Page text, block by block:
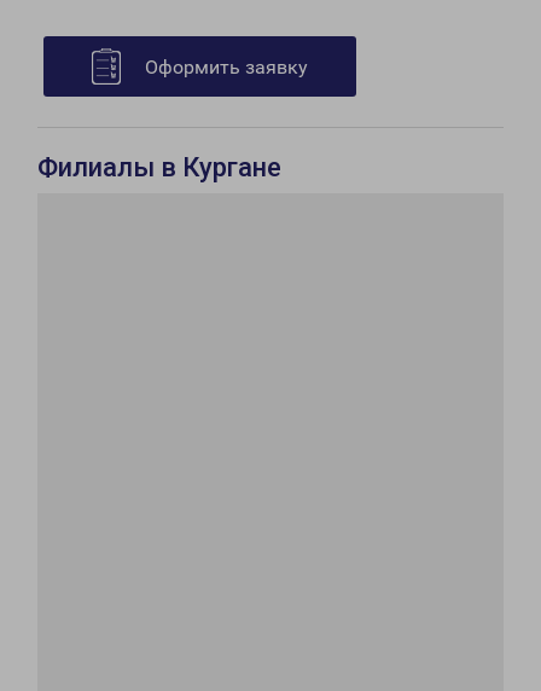
Оформить заявку
Филиалы в Кургане